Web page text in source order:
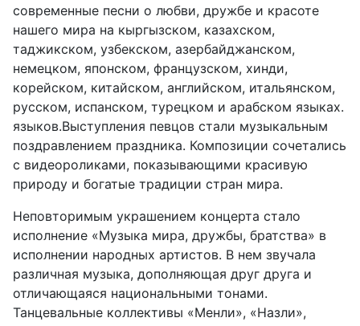
современные песни о любви, дружбе и красоте
нашего мира на кыргызском, казахском,
таджикском, узбекском, азербайджанском,
немецком, японском, французском, хинди,
корейском, китайском, английском, итальянском,
русском, испанском, турецком и арабском языках.
языков.Выступления певцов стали музыкальным
поздравлением праздника. Композиции сочетались
с видеороликами, показывающими красивую
природу и богатые традиции стран мира.
Неповторимым украшением концерта стало
исполнение «Музыка мира, дружбы, братства» в
исполнении народных артистов. В нем звучала
различная музыка, дополняющая друг друга и
отличающаяся национальными тонами.
Танцевальные коллективы «Менли», «Назли»,